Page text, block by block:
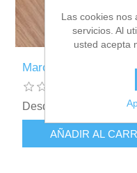
Marcapáginas Friki
Desde €1,90 incl
AÑADIR AL
Las cookies nos
servicios. Al
usted acepta